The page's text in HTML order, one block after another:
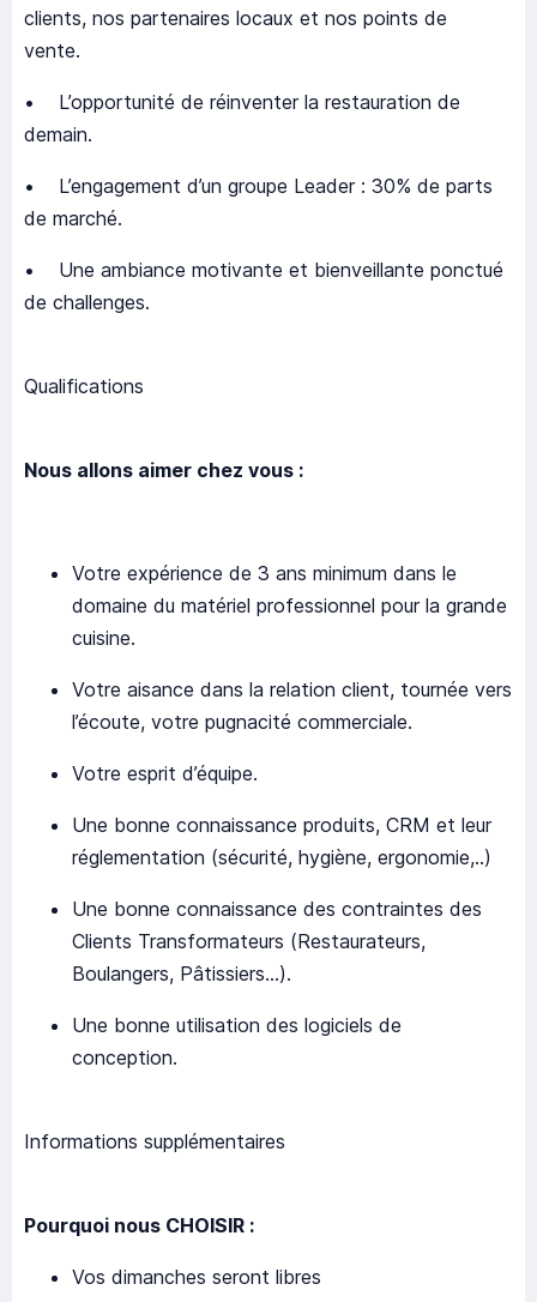
clients, nos partenaires locaux et nos points de
vente.
• L’opportunité de réinventer la restauration de
demain.
• L’engagement d’un groupe Leader : 30% de parts
de marché.
• Une ambiance motivante et bienveillante ponctué
de challenges.
Qualifications
Nous allons aimer chez vous :
Votre expérience de 3 ans minimum dans le
domaine du matériel professionnel pour la grande
cuisine.
Votre aisance dans la relation client, tournée vers
l’écoute, votre pugnacité commerciale.
Votre esprit d’équipe.
Une bonne connaissance produits, CRM et leur
réglementation (sécurité, hygiène, ergonomie,..)
Une bonne connaissance des contraintes des
Clients Transformateurs (Restaurateurs,
Boulangers, Pâtissiers...).
Une bonne utilisation des logiciels de
conception.
Informations supplémentaires
Pourquoi nous CHOISIR :
Vos dimanches seront libres